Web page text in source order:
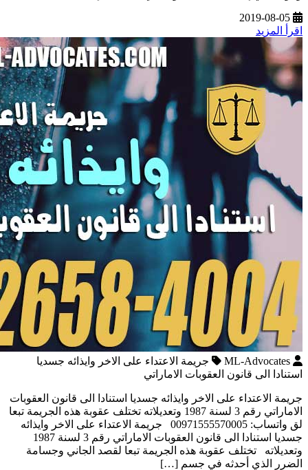
2019-08-05
اقرأ المزيد
ML-Advocates
جريمة الاعتداء على الاخر وايذائه جسديا
استنادا الى قانون العقوبات الاماراتي
جريمة الاعتداء على الاخر وايذائه جسديا استنادا الى قانون العقوبات
الاماراتي رقم 3 لسنة 1987 وتعديلاته تختلف عقوبة هذه الجريمة تبعا
لق واتساب: 00971555570005 جريمة الاعتداء على الاخر وايذائه
جسديا استنادا الى قانون العقوبات الاماراتي رقم 3 لسنة 1987
وتعديلاته تختلف عقوبة هذه الجريمة تبعا لقصد الجاني وجسامة
الضرر الذي أحدثه في جسم […]